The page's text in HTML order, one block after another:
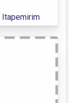
Itapemirim